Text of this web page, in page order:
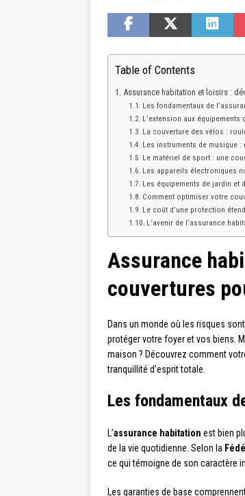
Table of Contents
Assurance habitation et loisirs :
Les fondamentaux de
L’extension aux
La couverture des vélos :
Les instruments de musique
Le matériel de sport : une
Les appareils électroniques
Les équipements de jardin
Comment optimiser votre
Le coût d’une protection
L’avenir de l’assurance
Assurance
couvertures
Dans un monde où les risques
protéger votre foyer et vos biens.
maison ? Découvrez comment
tranquillité d’esprit totale.
Les fondamentaux
L’assurance habitation est bien
de la vie quotidienne. Selon la
ce qui témoigne de son caractère
Les garanties de base